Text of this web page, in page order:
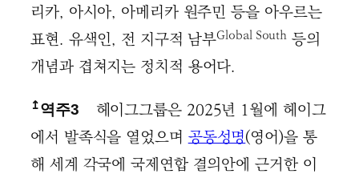
리카, 아시아, 아메리카 원주민 등을 아우르는
표현. 유색인, 전 지구적 남부Global South 등의
개념과 겹쳐지는 정치적 용어다.
↥역주3
헤이그그룹은 2025년 1월에 헤이그
에서 발족식을 열었으며공동성명(영어)을 통
해 세계 각국에 국제연합 결의안에 근거한 이